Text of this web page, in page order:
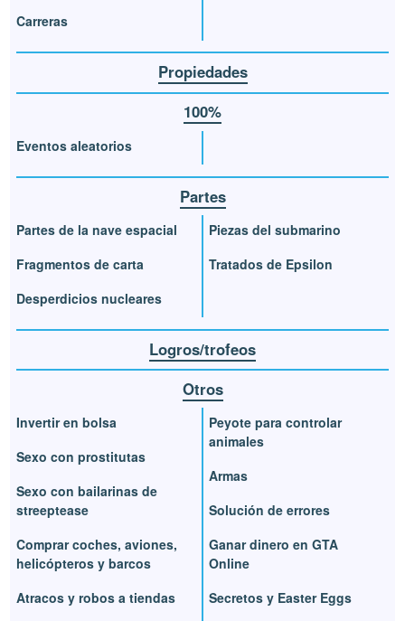
Carreras
Propiedades
100%
Eventos aleatorios
Partes
Partes de la nave espacial
Fragmentos de carta
Desperdicios nucleares
Piezas del submarino
Tratados de Epsilon
Logros/trofeos
Otros
Invertir en bolsa
Sexo con prostitutas
Sexo con bailarinas de
streeptease
Comprar coches, aviones,
helicópteros y barcos
Atracos y robos a tiendas
Peyote para controlar
animales
Armas
Solución de errores
Ganar dinero en GTA
Online
Secretos y Easter Eggs